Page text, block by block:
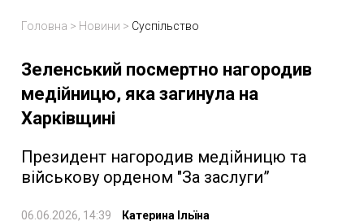
Головна > Новини > Суспільство
Зеленський посмертно нагородив
медійницю, яка загинула на
Харківщині
Президент нагородив медійницю та
військову орденом "За заслуги”
06.06.2026, 14:39 Катерина Ільїна